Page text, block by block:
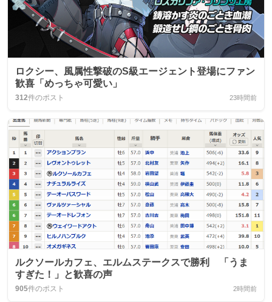
ロクシー、風属性撃破のS級エージェント登場にファン
歓喜「めっちゃ可愛い」
312件のポスト 23時間前
ルクソールカフェ、エルムステークスで勝利 「うま
すぎた！」と歓喜の声
905件のポスト 2時間前